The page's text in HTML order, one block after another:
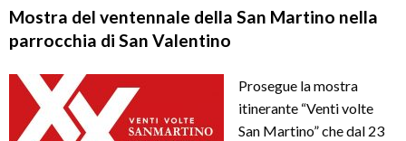
Mostra del ventennale della San Martino nella
parrocchia di San Valentino
Prosegue la mostra
itinerante “Venti volte
San Martino” che dal 23